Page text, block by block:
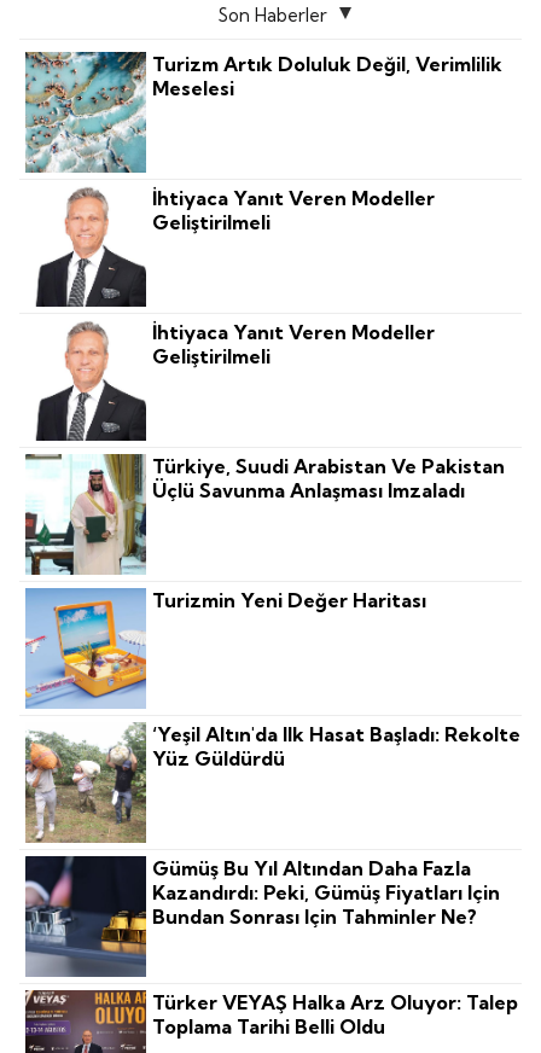
Son Haberler
Turizm Artık Doluluk Değil, Verimlilik
Meselesi
İhtiyaca Yanıt Veren Modeller
Geliştirilmeli
İhtiyaca Yanıt Veren Modeller
Geliştirilmeli
Türkiye, Suudi Arabistan Ve Pakistan
Üçlü Savunma Anlaşması Imzaladı
Turizmin Yeni Değer Haritası
‘Yeşil Altın'da Ilk Hasat Başladı: Rekolte
Yüz Güldürdü
Gümüş Bu Yıl Altından Daha Fazla
Kazandırdı: Peki, Gümüş Fiyatları Için
Bundan Sonrası Için Tahminler Ne?
Türker VEYAŞ Halka Arz Oluyor: Talep
Toplama Tarihi Belli Oldu